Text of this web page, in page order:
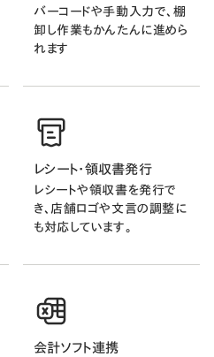
バーコードや手動入力で、棚
卸し作業もかんたんに進めら
れます
レシート・領収書発行
レシートや領収書を発行で
き、店舗ロゴや文言の調整に
も対応しています。
会計ソフト連携